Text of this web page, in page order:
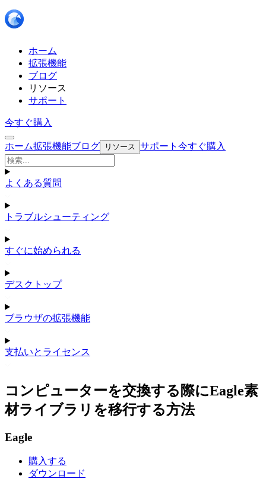
ホーム
拡張機能
ブログ
リソース
サポート
今すぐ購入
ホーム拡張機能ブログ リソース サポート 今すぐ購入
よくある質問
トラブルシューティング
すぐに始められる
デスクトップ
ブラウザの拡張機能
支払いとライセンス
コンピューターを交換する際にEagle素
材ライブラリを移行する方法
Eagle
購入する
ダウンロード